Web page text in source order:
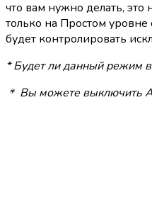
что вам нужно делать,
только на Простом
будет контролировать
* Будет ли данный режим
＊ Вы можете выключить